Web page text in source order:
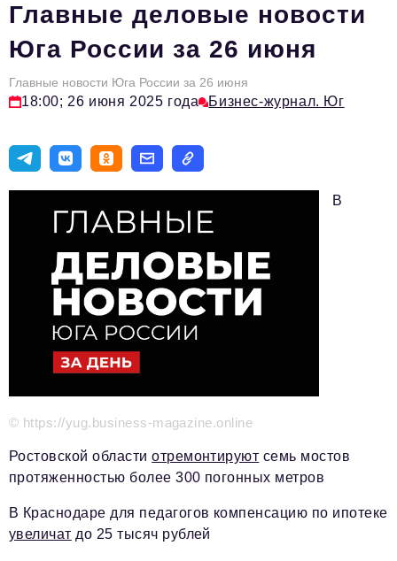
Цитаты
Аналитика
Главное
Сделано в России
Точки роста
Персона
Инвестиции
Управление
Энергетика
Недвижимость
Мнение
Технологии
Главные деловые новости
Юга России за 26 июня
Главные новости Юга России за 26 июня
18:00; 26 июня 2025 года Бизнес-журнал. Юг
© https://yug.business-magazine.online
В
Ростовской областиотремонтируют семь мостов
протяженностью более 300 погонных метров
В Краснодаре для педагогов компенсацию по ипотеке
увеличат до 25 тысяч рублей